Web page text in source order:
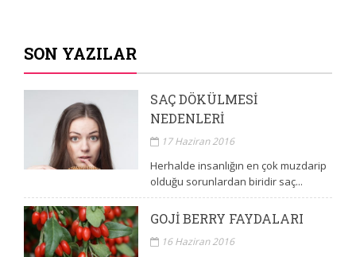
SON YAZILAR
SAÇ DÖKÜLMESI
NEDENLERI
17 Haziran 2016
Herhalde insanlığın en çok muzdarip
olduğu sorunlardan biridir saç...
GOJI BERRY FAYDALARI
16 Haziran 2016